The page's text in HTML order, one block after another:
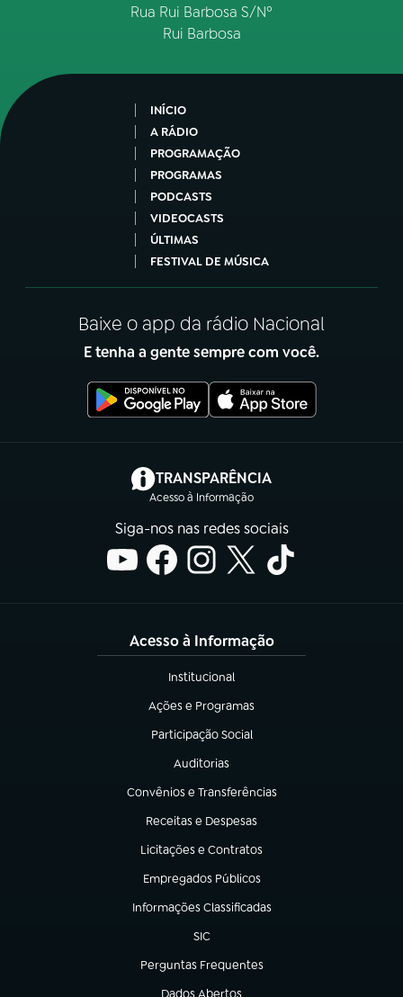
Rua Rui Barbosa S/Nº
Rui Barbosa
INÍCIO
A RÁDIO
PROGRAMAÇÃO
PROGRAMAS
PODCASTS
VIDEOCASTS
ÚLTIMAS
FESTIVAL DE MÚSICA
Baixe o app da rádio Nacional
E tenha a gente sempre com você.
TRANSPARÊNCIA
Acesso à Informação
(abre em nova aba)
Siga-nos nas redes sociais
Acesso à Informação
Institucional
(abre em nova aba)
Ações e Programas
(abre em nova aba)
Participação Social
(abre em nova aba)
Auditorias
(abre em nova aba)
Convênios e Transferências
(abre em nova aba)
Receitas e Despesas
(abre em nova aba)
Licitações e Contratos
(abre em nova aba)
Empregados Públicos
(abre em nova aba)
Informações Classificadas
(abre em nova aba)
SIC
(abre em nova aba)
Perguntas Frequentes
(abre em nova aba)